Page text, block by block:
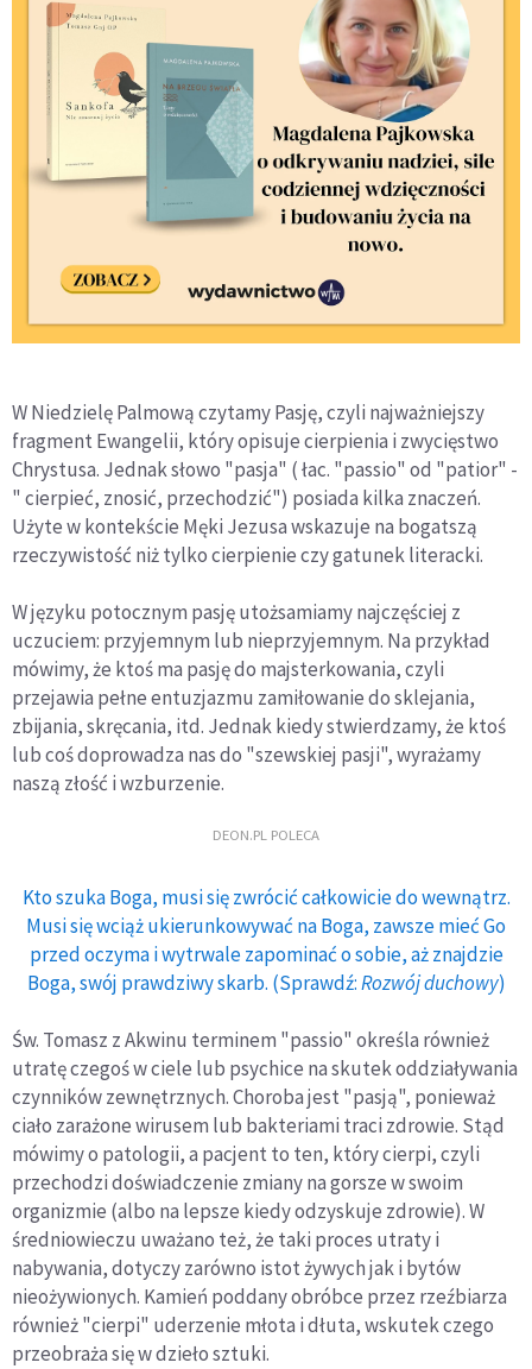
W Niedzielę Palmową czytamy Pasję, czyli najważniejszy
fragment Ewangelii, który opisuje cierpienia i zwycięstwo
Chrystusa. Jednak słowo "pasja" ( łac. "passio" od "patior" -
" cierpieć, znosić, przechodzić") posiada kilka znaczeń.
Użyte w kontekście Męki Jezusa wskazuje na bogatszą
rzeczywistość niż tylko cierpienie czy gatunek literacki.
W języku potocznym pasję utożsamiamy najczęściej z
uczuciem: przyjemnym lub nieprzyjemnym. Na przykład
mówimy, że ktoś ma pasję do majsterkowania, czyli
przejawia pełne entuzjazmu zamiłowanie do sklejania,
zbijania, skręcania, itd. Jednak kiedy stwierdzamy, że ktoś
lub coś doprowadza nas do "szewskiej pasji", wyrażamy
naszą złość i wzburzenie.
DEON.PL POLECA
Kto szuka Boga, musi się zwrócić całkowicie do wewnątrz.
Musi się wciąż ukierunkowywać na Boga, zawsze mieć Go
przed oczyma i wytrwale zapominać o sobie, aż znajdzie
Boga, swój prawdziwy skarb. (Sprawdź:Rozwój duchowy)
Św. Tomasz z Akwinu terminem "passio" określa również
utratę czegoś w ciele lub psychice na skutek oddziaływania
czynników zewnętrznych. Choroba jest "pasją", ponieważ
ciało zarażone wirusem lub bakteriami traci zdrowie. Stąd
mówimy o patologii, a pacjent to ten, który cierpi, czyli
przechodzi doświadczenie zmiany na gorsze w swoim
organizmie (albo na lepsze kiedy odzyskuje zdrowie). W
średniowieczu uważano też, że taki proces utraty i
nabywania, dotyczy zarówno istot żywych jak i bytów
nieożywionych. Kamień poddany obróbce przez rzeźbiarza
również "cierpi" uderzenie młota i dłuta, wskutek czego
przeobraża się w dzieło sztuki.